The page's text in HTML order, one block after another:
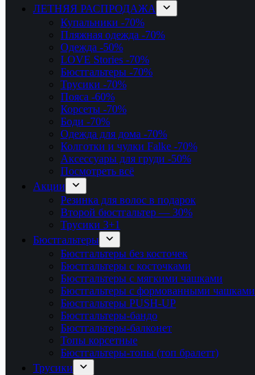
ЛЕТНЯЯ РАСПРОДАЖА
Купальники -70%
Пляжная одежда -70%
Одежда -50%
LOVE Stories -70%
Бюстгальтеры -70%
Трусики -70%
Пояса -60%
Корсеты -70%
Боди -70%
Одежда для дома -70%
Колготки и чулки Falke -70%
Аксессуары для груди -50%
Посмотреть всё
Акции
Резинка для волос в подарок
Второй бюстгальтер — 30%
Трусики 3+1
Бюстгальтеры
Бюстгальтеры без косточек
Бюстгальтеры с косточками
Бюстгальтеры с мягкими чашками
Бюстгальтеры с формованными чашками
Бюстгальтеры PUSH-UP
Бюстгальтеры-бандо
Бюстгальтеры-балконет
Топы корсетные
Бюстгальтеры-топы (топ бралетт)
Трусики